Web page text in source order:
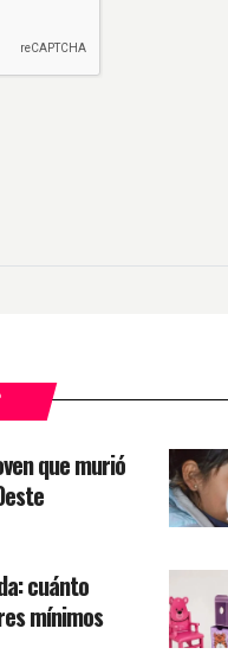
que murió
cuánto
mínimos